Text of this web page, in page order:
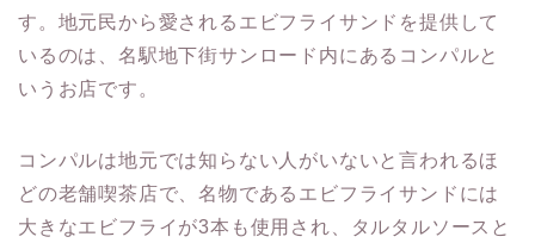
す。地元民から愛されるエビフライサンドを提供して
いるのは、名駅地下街サンロード内にあるコンパルと
いうお店です。
コンパルは地元では知らない人がいないと言われるほ
どの老舗喫茶店で、名物であるエビフライサンドには
大きなエビフライが3本も使用され、タルタルソースと